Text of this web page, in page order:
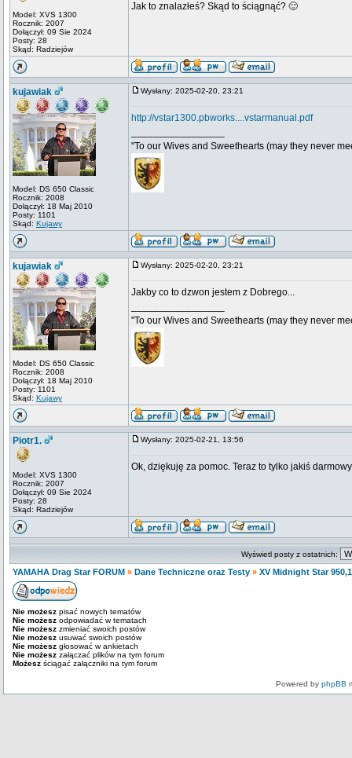
Model: XVS 1300
Rocznik: 2007
Dołączył: 09 Sie 2024
Posty: 28
Skąd: Radziejów
Jak to znalazłeś? Skąd to ściągnąć? 🙂
kujawiak
Model: DS 650 Classic
Rocznik: 2008
Dołączył: 18 Maj 2010
Posty: 1101
Skąd: Kujawy
Wysłany: 2025-02-20, 23:21
http://vstar1300.pbworks....vstarmanual.pdf
"To our Wives and Sweethearts (may they never
kujawiak
Model: DS 650 Classic
Rocznik: 2008
Dołączył: 18 Maj 2010
Posty: 1101
Skąd: Kujawy
Wysłany: 2025-02-20, 23:21
Jakby co to dzwon jestem z Dobrego...
"To our Wives and Sweethearts (may they never
Piotr1.
Model: XVS 1300
Rocznik: 2007
Dołączył: 09 Sie 2024
Posty: 28
Skąd: Radziejów
Wysłany: 2025-02-21, 13:56
Ok, dziękuję za pomoc. Teraz to tylko jakiś
Wyświetl posty z ostatnich:
YAMAHA Drag Star FORUM » Dane Techniczne oraz Testy » XV Midnight Star
Nie możesz pisać nowych tematów
Nie możesz odpowiadać w tematach
Nie możesz zmieniać swoich postów
Nie możesz usuwać swoich postów
Nie możesz głosować w ankietach
Nie możesz załączać plików na tym forum
Możesz ściągać załączniki na tym forum
Powered by phpBB